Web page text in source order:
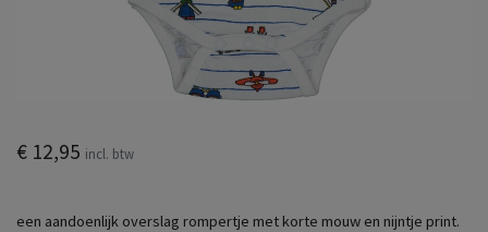
€ 12,95 incl. btw
een aandoenlijk overslag rompertje met korte mouw en nijntje print.